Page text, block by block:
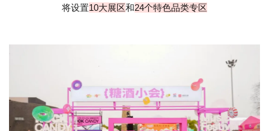
将设置10大展区和24个特色品类专区